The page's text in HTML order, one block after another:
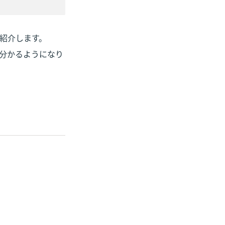
します。
かるようになり